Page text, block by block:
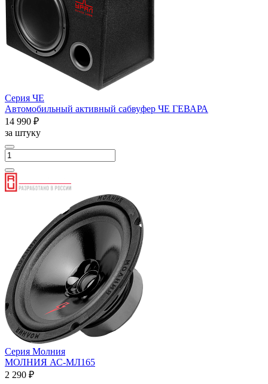
Серия ЧЕ
Автомобильный активный сабвуфер ЧЕ ГЕВАРА
14 990 ₽
за штуку
Серия Молния
МОЛНИЯ АС-МЛ165
2 290 ₽